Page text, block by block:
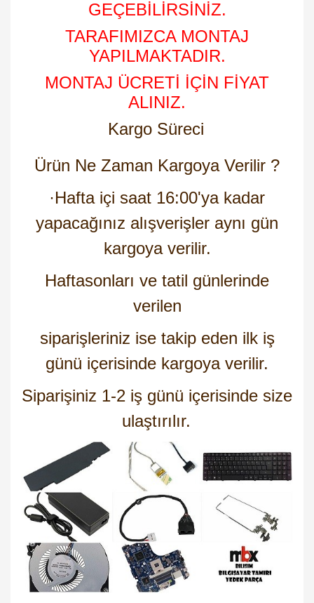
GEÇEBİLİRSİNİZ.
TARAFIMIZCA MONTAJ
YAPILMAKTADIR.
MONTAJ ÜCRETİ İÇİN FİYAT
ALINIZ.
Kargo Süreci
Ürün Ne Zaman Kargoya Verilir ?
·Hafta içi saat 16:00'ya kadar
yapacağınız alışverişler aynı gün
kargoya verilir.
Haftasonları ve tatil günlerinde
verilen
siparişleriniz ise takip eden ilk iş
günü içerisinde kargoya verilir.
Siparişiniz 1-2 iş günü içerisinde size
ulaştırılır.